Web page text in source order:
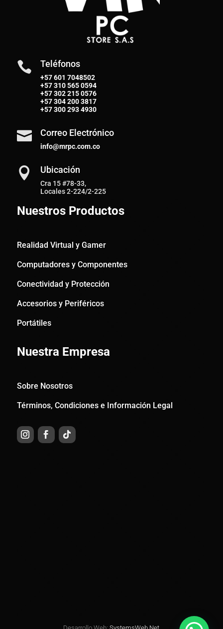
 Teléfonos
+57 601 7048502
+57310 565 0594
+57302 215 0576
+57304 200 3817
+57300 293 4930
 Correo Electrónico
info@mrpc.com.co
 Ubicación
Cra 15 #78-33,
Locales 2-224/2-225
Nuestros Productos
Realidad Virtual y Gamer
Computadores y Componentes
Conectividad y Protección
Accesorios y Periféricos
Portátiles
Nuestra Empresa
Sobre Nosotros
Términos, Condiciones e Información Legal